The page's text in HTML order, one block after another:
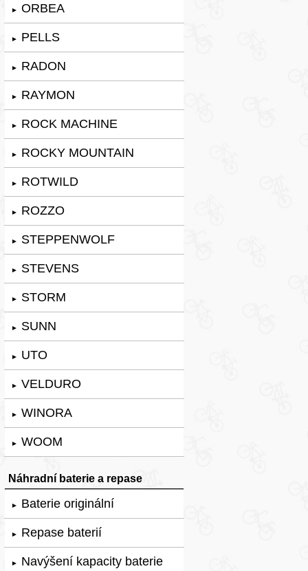
► ORBEA
► PELLS
► RADON
► RAYMON
► ROCK MACHINE
► ROCKY MOUNTAIN
► ROTWILD
► ROZZO
► STEPPENWOLF
► STEVENS
► STORM
► SUNN
► UTO
► VELDURO
► WINORA
► WOOM
Náhradní baterie a repase
► Baterie originální
► Repase baterií
► Navýšení kapacity baterie